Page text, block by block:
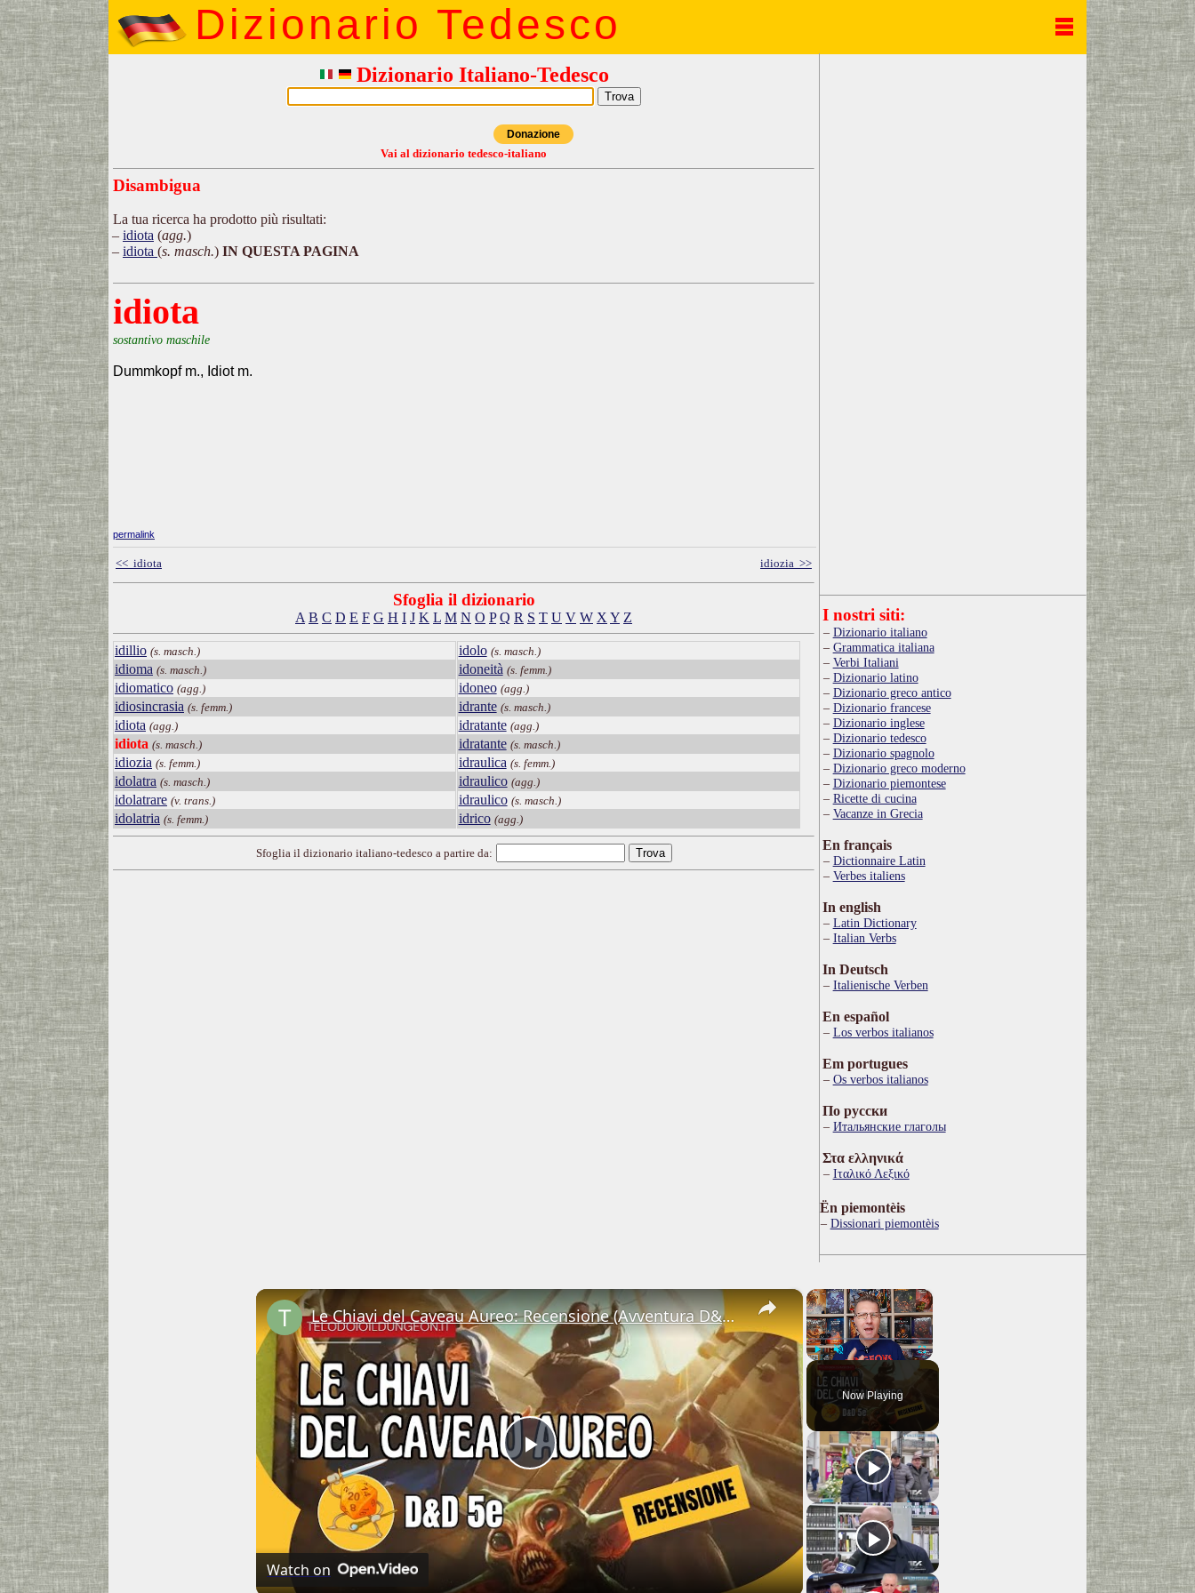
Dizionario Tedesco
Dizionario Italiano-Tedesco
Donazione
Vai al dizionario tedesco-italiano
Disambigua
La tua ricerca ha prodotto più risultati:
idiota (agg.)
idiota (s. masch.) IN QUESTA PAGINA
idiota
sostantivo maschile
Dummkopf m., Idiot m.
permalink
<< idiota idiozia >>
Sfoglia il dizionario
A B C D E F G H I J K L M N O P Q R S T U V W X Y Z
idillio (s. masch.)
idioma (s. masch.)
idiomatico (agg.)
idiosincrasia (s. femm.)
idiota (agg.)
idiota (s. masch.)
idiozia (s. femm.)
idolatra (s. masch.)
idolatrare (v. trans.)
idolatria (s. femm.)
idolo (s. masch.)
idoneità (s. femm.)
idoneo (agg.)
idrante (s. masch.)
idratante (agg.)
idratante (s. masch.)
idraulica (s. femm.)
idraulico (agg.)
idraulico (s. masch.)
idrico (agg.)
Sfoglia il dizionario italiano-tedesco a partire da:
I nostri siti:
Dizionario italiano
Grammatica italiana
Verbi Italiani
Dizionario latino
Dizionario greco antico
Dizionario francese
Dizionario inglese
Dizionario tedesco
Dizionario spagnolo
Dizionario greco moderno
Dizionario piemontese
Ricette di cucina
Vacanze in Grecia
En français
Dictionnaire Latin
Verbes italiens
In english
Latin Dictionary
Italian Verbs
In Deutsch
Italienische Verben
En español
Los verbos italianos
Em portugues
Os verbos italianos
По русски
Итальянские глаголы
Στα ελληνικά
Ιταλικό Λεξικό
Ën piemontèis
Dissionari piemontèis
×
Unmute Fullscreen
Now Playing
×
Play
Video
Le Chiavi del Caveau Aureo: Recensione (Avventura D&D 5e)
Watch on